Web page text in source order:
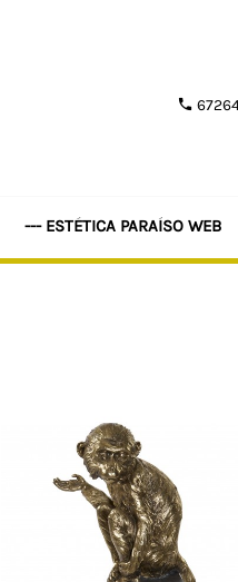

--- ESTÉTICA PARAÍSO WEB